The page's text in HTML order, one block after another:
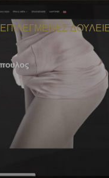
ΕΠΙΛΕΓΜΕΝΕΣ